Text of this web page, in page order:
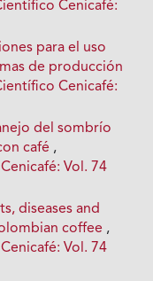
Cenicafé:
para el uso
de producción
Cenicafé:
del sombrío
café ,
Vol. 74
diseases and
coffee ,
Vol. 74